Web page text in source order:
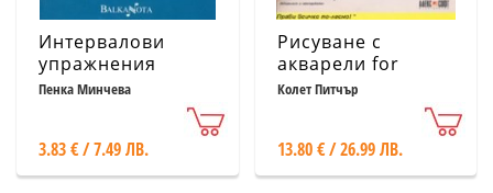
Интервалови
упражнения
Пенка Минчева
3.83 € / 7.49 ЛВ.
Рисуване с
акварели for
Dummies
Колет Питчър
13.80 € / 26.99 ЛВ.